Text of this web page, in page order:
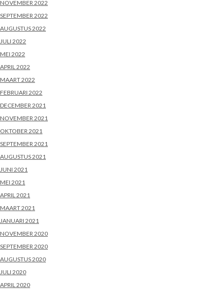
NOVEMBER 2022
SEPTEMBER 2022
AUGUSTUS 2022
JULI 2022
MEI 2022
APRIL 2022
MAART 2022
FEBRUARI 2022
DECEMBER 2021
NOVEMBER 2021
OKTOBER 2021
SEPTEMBER 2021
AUGUSTUS 2021
JUNI 2021
MEI 2021
APRIL 2021
MAART 2021
JANUARI 2021
NOVEMBER 2020
SEPTEMBER 2020
AUGUSTUS 2020
JULI 2020
APRIL 2020